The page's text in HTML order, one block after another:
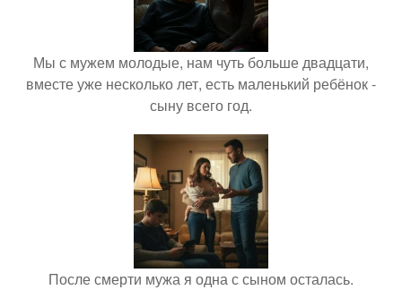
Мы с мужем молодые, нам чуть больше двадцати,
вместе уже несколько лет, есть маленький ребёнок -
сыну всего год.
После смерти мужа я одна с сыном осталась.